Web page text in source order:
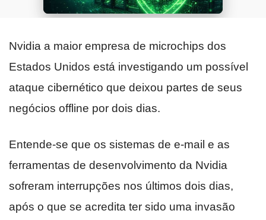
Nvidia a maior empresa de microchips dos
Estados Unidos está investigando um possível
ataque cibernético que deixou partes de seus
negócios offline por dois dias.
Entende-se que os sistemas de e-mail e as
ferramentas de desenvolvimento da Nvidia
sofreram interrupções nos últimos dois dias,
após o que se acredita ter sido uma invasão